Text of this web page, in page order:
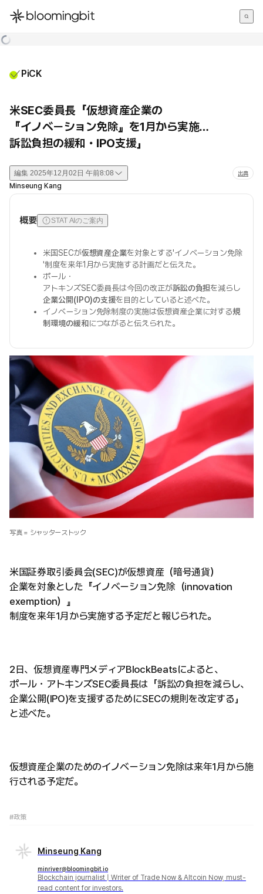
한국어
PiCK
米SEC委員長「仮想資産企業の
『イノベーション免除』を1月から実施…
訴訟負担の緩和・IPO支援」
編集 2025年12月02日 午前8:08 出典
Minseung Kang
概要 STAT AIのご案内
米国SECが仮想資産企業を対象とする'イノベーション免除
'制度を来年1月から実施する計画だと伝えた。
ポール・
アトキンズSEC委員長は今回の改正が訴訟の負担を減らし
企業公開(IPO)の支援を目的としていると述べた。
イノベーション免除制度の実施は仮想資産企業に対する規
制環境の緩和につながると伝えられた。
写真 = シャッターストック
米国証券取引委員会(SEC)が仮想資産（暗号通貨）
企業を対象とした『イノベーション免除（innovation
exemption）』
制度を来年1月から実施する予定だと報じられた。
2日、仮想資産専門メディアBlockBeatsによると、
ポール・アトキンズSEC委員長は「訴訟の負担を減らし、
企業公開(IPO)を支援するためにSECの規則を改定する」
と述べた。
仮想資産企業のためのイノベーション免除は来年1月から施
行される予定だ。
#政策
Minseung Kang
minriver@bloomingbit.io
Blockchain journalist | Writer of Trade Now & Altcoin Now, must-
read content for investors.